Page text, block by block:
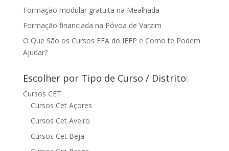
Formação modular gratuita na Mealhada
Formação financiada na Póvoa de Varzim
O Que São os Cursos EFA do IEFP e Como te Podem
Ajudar?
Escolher por Tipo de Curso / Distrito:
Cursos CET
Cursos Cet Açores
Cursos Cet Aveiro
Cursos Cet Beja